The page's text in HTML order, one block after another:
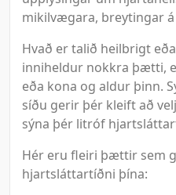
mikilvægara, breytingar
Hvað er talið heilbrigt
inniheldur nokkra þætti,
eða kona og aldur þinn.
síðu gerir þér kleift að
sýna þér litróf
Hér eru fleiri þættir sem
hjartsláttartíðni þína: